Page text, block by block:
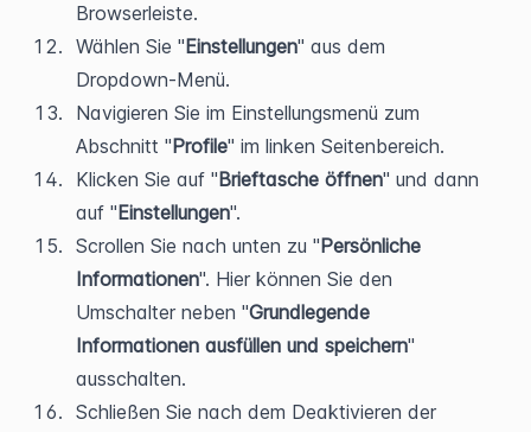
Browserleiste.
Wählen Sie "Einstellungen" aus dem
Dropdown-Menü.
Navigieren Sie im Einstellungsmenü zum
Abschnitt "Profile" im linken Seitenbereich.
Klicken Sie auf "Brieftasche öffnen" und dann
auf "Einstellungen".
Scrollen Sie nach unten zu "Persönliche
Informationen". Hier können Sie den
Umschalter neben "Grundlegende
Informationen ausfüllen und speichern"
ausschalten.
Schließen Sie nach dem Deaktivieren der